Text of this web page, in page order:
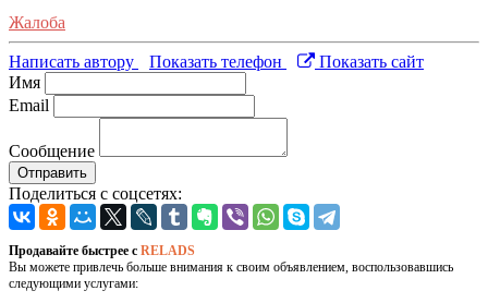
Жалоба
Написать автору Показать телефон
Показать сайт
Имя
Email
Сообщение
Отправить
Поделиться с соцсетях:
Продавайте быстрее с RELADS
Вы можете привлечь больше внимания к своим объявлением, воспользовавшись
следующими услугами: